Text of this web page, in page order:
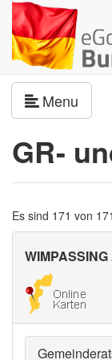
Menu
GR-
Es sind 171 von